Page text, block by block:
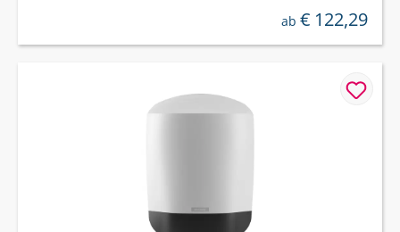
regulärer preis:
ab € 122,29